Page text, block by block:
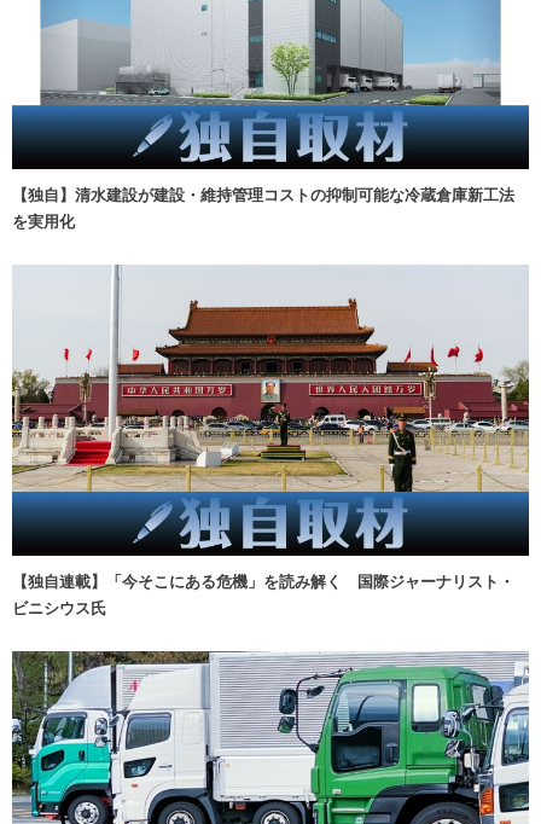
【独自】清水建設が建設・維持管理コストの抑制可能な冷蔵倉庫新工法
を実用化
【独自連載】「今そこにある危機」を読み解く 国際ジャーナリスト・
ビニシウス氏